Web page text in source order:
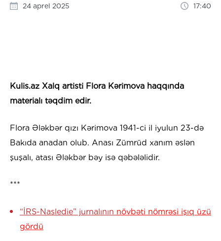
24 aprel 2025 17:40
Kulis.az Xalq artisti Flora Kərimova haqqında
materialı təqdim edir.
Flora Ələkbər qızı Kərimova 1941-ci il iyulun 23-də
Bakıda anadan olub. Anası Zümrüd xanım əslən
şuşalı, atası Ələkbər bəy isə qəbələlidir.
***
“İRS-Nasledie” jurnalının növbəti nömrəsi işıq üzü
gördü